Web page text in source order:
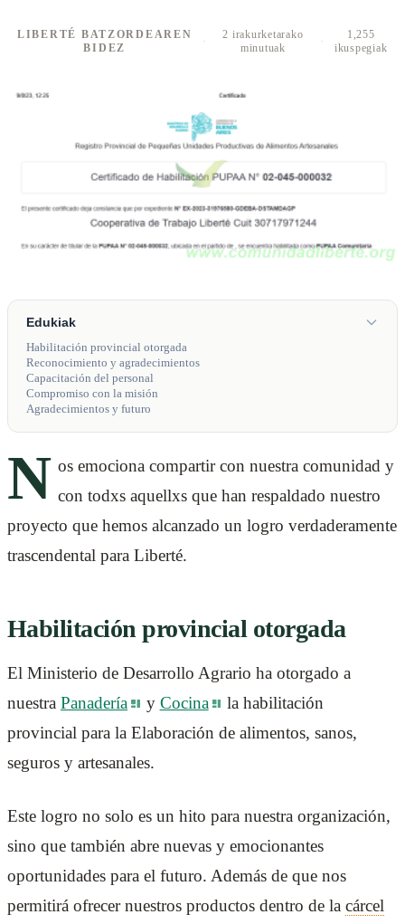
LIBERTÉ BATZORDEAREN
BIDEZ
·
2 irakurketarako
minutuak
·
1,255
ikuspegiak
Edukiak
Habilitación provincial otorgada
Reconocimiento y agradecimientos
Capacitación del personal
Compromiso con la misión
Agradecimientos y futuro
N os emociona compartir con nuestra comunidad y
con todxs aquellxs que han respaldado nuestro
proyecto que hemos alcanzado un logro verdaderamente
trascendental para Liberté.
Habilitación provincial otorgada
El Ministerio de Desarrollo Agrario ha otorgado a
nuestra Panadería y Cocina
la habilitación
provincial para la Elaboración de alimentos, sanos,
seguros y artesanales.
Este logro no solo es un hito para nuestra organización,
sino que también abre nuevas y emocionantes
oportunidades para el futuro. Además de que nos
permitirá ofrecer nuestros productos dentro de la cárcel